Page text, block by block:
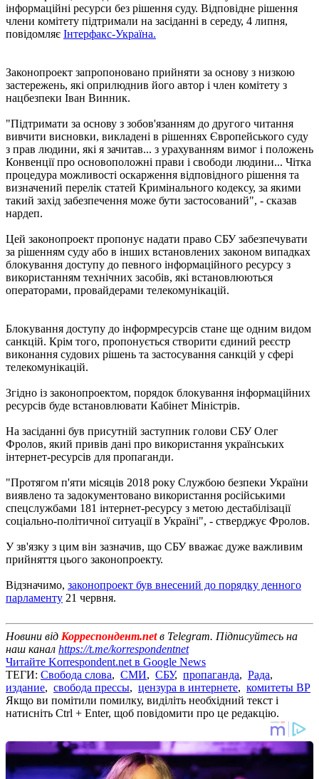
інформаційні ресурси без рішення суду. Відповідне рішення
члени комітету підтримали на засіданні в середу, 4 липня,
повідомляє Інтерфакс-Україна.
Законопроект запропоновано прийняти за основу з низкою
застережень, які оприлюднив його автор і член комітету з
нацбезпеки Іван Винник.
"Підтримати за основу з зобов'язанням до другого читання
вивчити висновки, викладені в рішеннях Європейського суду
з прав людини, які я зачитав... з урахуванням вимог і положень
Конвенції про основоположні прави і свободи людини... Чітка
процедура можливості оскарження відповідного рішення та
визначений перелік статей Кримінального кодексу, за якими
такий захід забезпечення може бути застосований", - сказав
нардеп.
Цей законопроект пропонує надати право СБУ забезпечувати
за рішенням суду або в інших встановлених законом випадках
блокування доступу до певного інформаційного ресурсу з
використанням технічних засобів, які встановлюються
операторами, провайдерами телекомунікацій.
Блокування доступу до інформресурсів стане ще одним видом
санкцій. Крім того, пропонується створити єдиний реєстр
виконання судових рішень та застосування санкцій у сфері
телекомунікацій.
Згідно із законопроектом, порядок блокування інформаційних
ресурсів буде встановлювати Кабінет Міністрів.
На засіданні був присутній заступник голови СБУ Олег
Фролов, який привів дані про використання українських
інтернет-ресурсів для пропаганди.
"Протягом п'яти місяців 2018 року Службою безпеки України
виявлено та задокументовано використання російськими
спецслужбами 181 інтернет-ресурсу з метою дестабілізації
соціально-політичної ситуації в Україні", - стверджує Фролов.
У зв'язку з цим він зазначив, що СБУ вважає дуже важливим
прийняття цього законопроекту.
Відзначимо, законопроект був внесений до порядку денного
парламенту 21 червня.
Новини від Корреспондент.netв Telegram. Підписуйтесь на
наш канал https://t.me/korrespondentnet
Читайте Korrespondent.net в Google News
ТЕГИ: Свобода слова, СМИ, СБУ, пропаганда, Рада,
издание, свобода прессы, цензура в интернете, комитеты ВР
Якщо ви помітили помилку, виділіть необхідний текст і
натисніть Ctrl + Enter, щоб повідомити про це редакцію.